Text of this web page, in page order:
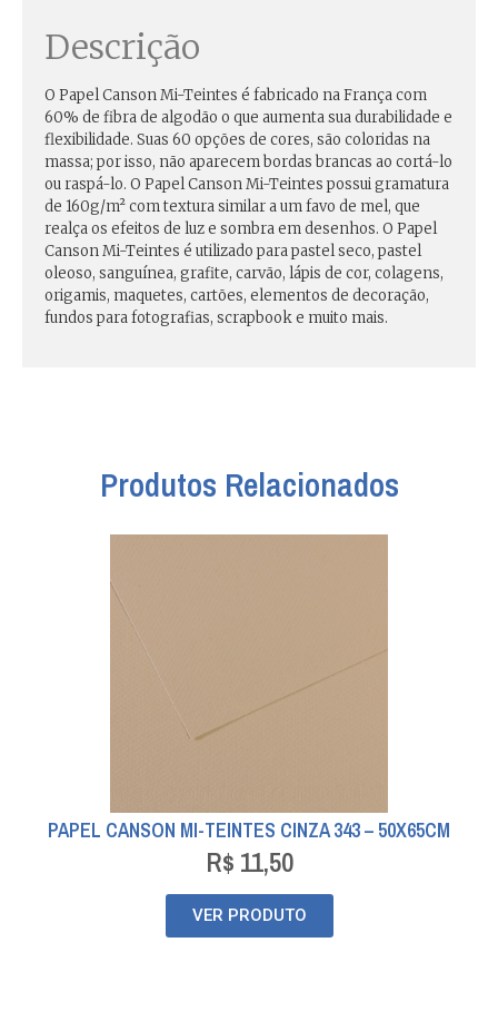
Descrição
O Papel Canson Mi-Teintes é fabricado na França com
60% de fibra de algodão o que aumenta sua durabilidade e
flexibilidade. Suas 60 opções de cores, são coloridas na
massa; por isso, não aparecem bordas brancas ao cortá-lo
ou raspá-lo. O Papel Canson Mi-Teintes possui gramatura
de 160g/m² com textura similar a um favo de mel, que
realça os efeitos de luz e sombra em desenhos. O Papel
Canson Mi-Teintes é utilizado para pastel seco, pastel
oleoso, sanguínea, grafite, carvão, lápis de cor, colagens,
origamis, maquetes, cartões, elementos de decoração,
fundos para fotografias, scrapbook e muito mais.
Produtos Relacionados
PAPEL CANSON MI-TEINTES CINZA 343 – 50X65CM
R$ 11,50
VER PRODUTO